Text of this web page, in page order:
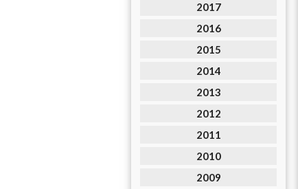
2017
2016
2015
2014
2013
2012
2011
2010
2009